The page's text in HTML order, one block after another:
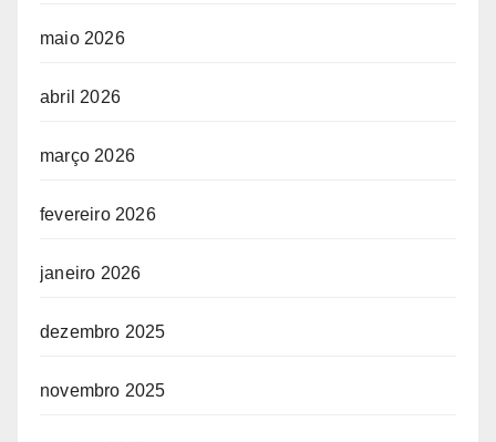
maio 2026
abril 2026
março 2026
fevereiro 2026
janeiro 2026
dezembro 2025
novembro 2025